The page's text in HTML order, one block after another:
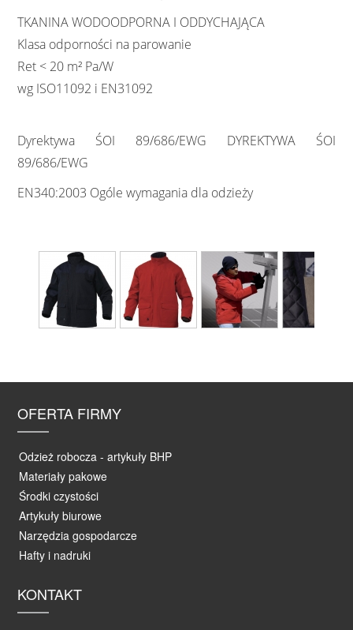
TKANINA WODOODPORNA I ODDYCHAJĄCA
Klasa odporności na parowanie
Ret < 20 m² Pa/W
wg ISO11092 i EN31092
Dyrektywa ŚOI 89/686/EWG DYREKTYWA ŚOI
89/686/EWG
EN340:2003 Ogóle wymagania dla odzieży
OFERTA FIRMY
Odzież robocza - artykuły BHP
Materiały pakowe
Środki czystości
Artykuły biurowe
Narzędzia gospodarcze
Hafty i nadruki
KONTAKT